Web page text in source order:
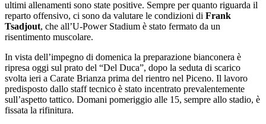
ultimi allenamenti sono state positive. Sempre per quanto riguarda il
reparto offensivo, ci sono da valutare le condizioni di Frank
Tsadjout, che all’U-Power Stadium è stato fermato da un
risentimento muscolare.
In vista dell’impegno di domenica la preparazione bianconera è
ripresa oggi sul prato del “Del Duca”, dopo la seduta di scarico
svolta ieri a Carate Brianza prima del rientro nel Piceno. Il lavoro
predisposto dallo staff tecnico è stato incentrato prevalentemente
sull’aspetto tattico. Domani pomeriggio alle 15, sempre allo stadio, è
fissata la rifinitura.